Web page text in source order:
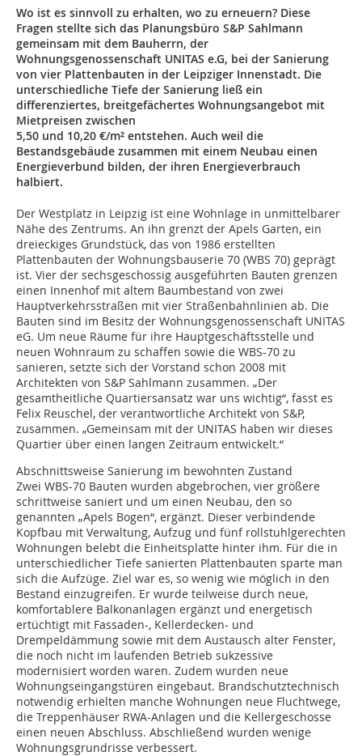
Wo ist es sinnvoll zu erhalten, wo zu erneuern? Diese
Fragen stellte sich das Planungsbüro S&P Sahlmann
gemeinsam mit dem Bauherrn, der
Wohnungsgenossenschaft UNITAS e.G, bei der Sanierung
von vier Plattenbauten in der Leipziger Innenstadt. Die
unterschiedliche Tiefe der Sanierung ließ ein
differenziertes, breitgefächertes Wohnungsangebot mit
Mietpreisen zwischen
5,50 und 10,20 €/m² entstehen. Auch weil die
Bestandsgebäude zusammen mit einem Neubau einen
Energieverbund bilden, der ihren Energieverbrauch
halbiert.
Der Westplatz in Leipzig ist eine Wohnlage in unmittelbarer
Nähe des Zentrums. An ihn grenzt der Apels Garten, ein
dreieckiges Grundstück, das von 1986 erstellten
Plattenbauten der Wohnungsbauserie 70 (WBS 70) geprägt
ist. Vier der sechsgeschossig ausgeführten Bauten grenzen
einen Innenhof mit altem Baumbestand von zwei
Hauptverkehrsstraßen mit vier Straßenbahnlinien ab. Die
Bauten sind im Besitz der Wohnungsgenossenschaft UNITAS
eG. Um neue Räume für ihre Hauptgeschäftsstelle und
neuen Wohnraum zu schaffen sowie die WBS-70 zu
sanieren, setzte sich der Vorstand schon 2008 mit
Architekten von S&P Sahlmann zusammen. „Der
gesamtheitliche Quartiersansatz war uns wichtig“, fasst es
Felix Reuschel, der verantwortliche Architekt von S&P,
zusammen. „Gemeinsam mit der UNITAS haben wir dieses
Quartier über einen langen Zeitraum entwickelt.“
Abschnittsweise Sanierung im bewohnten Zustand
Zwei WBS-70 Bauten wurden abgebrochen, vier größere
schrittweise saniert und um einen Neubau, den so
genannten „Apels Bogen“, ergänzt. Dieser verbindende
Kopfbau mit Verwaltung, Aufzug und fünf rollstuhlgerechten
Wohnungen belebt die Einheitsplatte hinter ihm. Für die in
unterschiedlicher Tiefe sanierten Plattenbauten sparte man
sich die Aufzüge. Ziel war es, so wenig wie möglich in den
Bestand einzugreifen. Er wurde teilweise durch neue,
komfortablere Balkonanlagen ergänzt und energetisch
ertüchtigt mit Fassaden-, Kellerdecken- und
Drempeldämmung sowie mit dem Austausch alter Fenster,
die noch nicht im laufenden Betrieb sukzessive
modernisiert worden waren. Zudem wurden neue
Wohnungseingangstüren eingebaut. Brandschutztechnisch
notwendig erhielten manche Wohnungen neue Fluchtwege,
die Treppenhäuser RWA-Anlagen und die Kellergeschosse
einen neuen Abschluss. Abschließend wurden wenige
Wohnungsgrundrisse verbessert.